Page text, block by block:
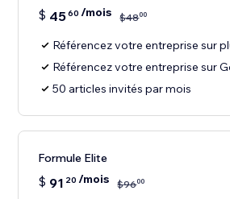
$ 4560 /mois $4800
Référencez votre entreprise sur
Référencez votre entreprise sur
50 articles invités par mois
Formule Elite
$ 91 20 /mois $9600